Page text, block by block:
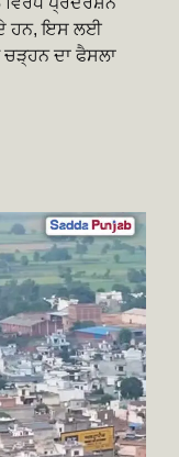
ਹਨ, ਇਸ ਲਈ
ਦਾ ਫੈਸਲਾ